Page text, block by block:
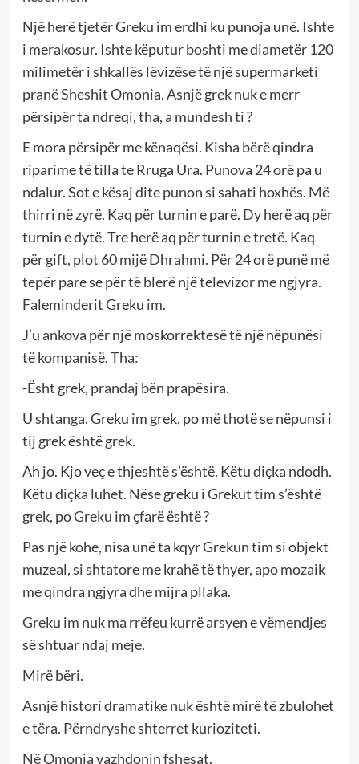
Një herë tjetër Greku im erdhi ku punoja unë. Ishte
i merakosur. Ishte këputur boshti me diametër 120
milimetër i shkallës lëvizëse të një supermarketi
pranë Sheshit Omonia. Asnjë grek nuk e merr
përsipër ta ndreqi, tha, a mundesh ti ?
E mora përsipër me kënaqësi. Kisha bërë qindra
riparime të tilla te Rruga Ura. Punova 24 orë pa u
ndalur. Sot e kësaj dite punon si sahati hoxhës. Më
thirri në zyrë. Kaq për turnin e parë. Dy herë aq për
turnin e dytë. Tre herë aq për turnin e tretë. Kaq
për gift, plot 60 mijë Dhrahmi. Për 24 orë punë më
tepër pare se për të blerë një televizor me ngjyra.
Faleminderit Greku im.
J’u ankova për një moskorrektesë të një nëpunësi
të kompanisë. Tha:
-Ësht grek, prandaj bën prapësira.
U shtanga. Greku im grek, po më thotë se nëpunsi i
tij grek është grek.
Ah jo. Kjo veç e thjeshtë s’është. Këtu diçka ndodh.
Këtu diçka luhet. Nëse greku i Grekut tim s’është
grek, po Greku im çfarë është ?
Pas një kohe, nisa unë ta kqyr Grekun tim si objekt
muzeal, si shtatore me krahë të thyer, apo mozaik
me qindra ngjyra dhe mijra pllaka.
Greku im nuk ma rrëfeu kurrë arsyen e vëmendjes
së shtuar ndaj meje.
Mirë bëri.
Asnjë histori dramatike nuk është mirë të zbulohet
e tëra. Përndryshe shterret kurioziteti.
Në Omonia vazhdonin fshesat.